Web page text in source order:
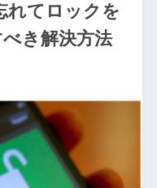
れてロックを
き解決方法